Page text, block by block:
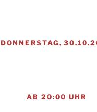
DONNERSTAG,
AB 20:00 UHR